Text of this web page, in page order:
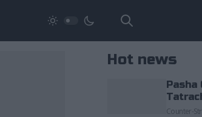
Hot news
Pasha
Counter-